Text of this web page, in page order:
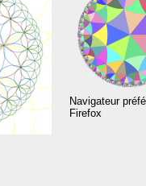
Navigateur
Firefox